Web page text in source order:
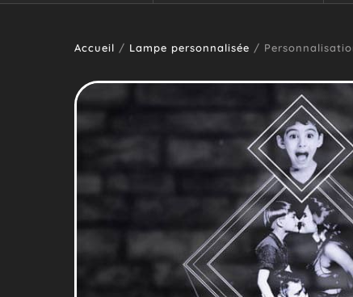
Accueil / Lampe personnalisée /